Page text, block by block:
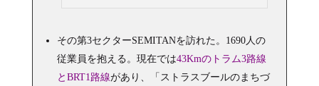
その第3セクターSEMITANを訪れた。1690人の
従業員を抱える。現在では43Kmのトラム3路線
とBRT1路線があり、「ストラスブールのまちづ